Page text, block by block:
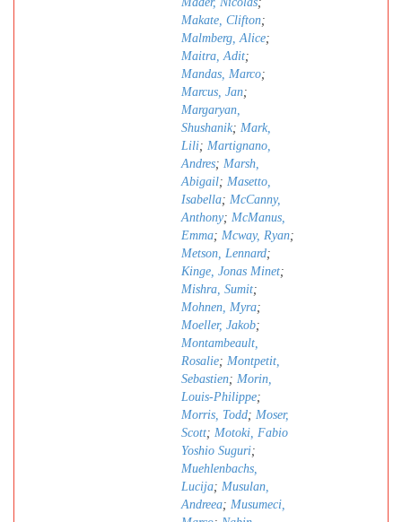
Makate, Clifton;
Malmberg, Alice;
Maitra, Adit;
Mandas, Marco;
Marcus, Jan;
Margaryan,
Shushanik; Mark,
Lili; Martignano,
Andres; Marsh,
Abigail; Masetto,
Isabella; McCanny,
Anthony; McManus,
Emma; Mcway, Ryan;
Metson, Lennard;
Kinge, Jonas Minet;
Mishra, Sumit;
Mohnen, Myra;
Moeller, Jakob;
Montambeault,
Rosalie; Montpetit,
Sebastien; Morin,
Louis-Philippe;
Morris, Todd; Moser,
Scott; Motoki, Fabio
Yoshio Suguri;
Muehlenbachs,
Lucija; Musulan,
Andreea; Musumeci,